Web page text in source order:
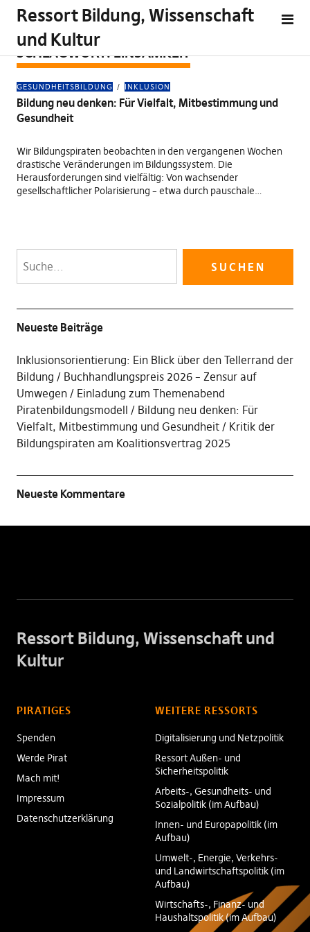
Ressort Bildung, Wissenschaft
und Kultur
SCHLAGWORT:EINSAMKEIT
GESUNDHEITSBILDUNG INKLUSION
Bildung neu denken: Für Vielfalt, Mitbestimmung und
Gesundheit
Wir Bildungspiraten beobachten in den vergangenen Wochen
drastische Veränderungen im Bildungssystem. Die
Herausforderungen sind vielfältig: Von wachsender
gesellschaftlicher Polarisierung – etwa durch pauschale…
Neueste Beiträge
Inklusionsorientierung: Ein Blick über den Tellerrand der
Bildung
Buchhandlungspreis 2026 – Zensur auf
Umwegen
Einladung zum Themenabend
Piratenbildungsmodell
Bildung neu denken: Für
Vielfalt, Mitbestimmung und Gesundheit
Kritik der
Bildungspiraten am Koalitionsvertrag 2025
Neueste Kommentare
Ressort Bildung, Wissenschaft und
Kultur
PIRATIGES
Spenden
Werde Pirat
Mach mit!
Impressum
Datenschutzerklärung
WEITERE RESSORTS
Digitalisierung und Netzpolitik
Ressort Außen- und
Sicherheitspolitik
Arbeits-, Gesundheits- und
Sozialpolitik (im Aufbau)
Innen- und Europapolitik (im
Aufbau)
Umwelt-, Energie, Verkehrs-
und Landwirtschaftspolitik (im
Aufbau)
Wirtschafts-, Finanz- und
Haushaltspolitik (im Aufbau)